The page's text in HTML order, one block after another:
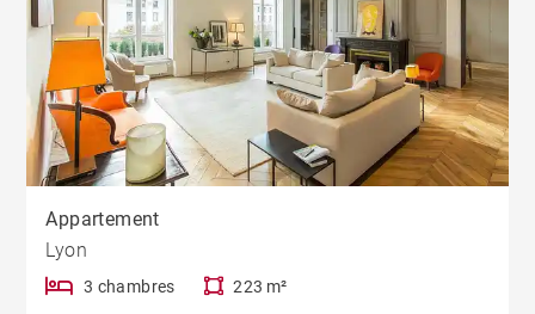
Appartement
Lyon
3 chambres 223 m²